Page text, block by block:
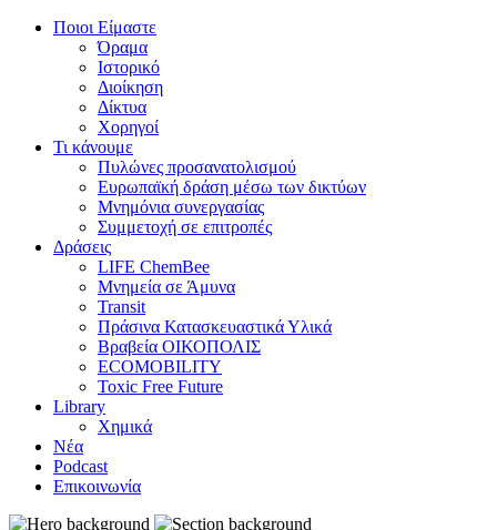
Ποιοι Είμαστε
Όραμα
Ιστορικό
Διοίκηση
Δίκτυα
Χορηγοί
Τι κάνουμε
Πυλώνες προσανατολισμού
Ευρωπαϊκή δράση μέσω των δικτύων
Μνημόνια συνεργασίας
Συμμετοχή σε επιτροπές
Δράσεις
LIFE ChemBee
Μνημεία σε Άμυνα
Transit
Πράσινα Κατασκευαστικά Υλικά
Βραβεία ΟΙΚΟΠΟΛΙΣ
ECOMOBILITY
Toxic Free Future
Library
Χημικά
Νέα
Podcast
Επικοινωνία